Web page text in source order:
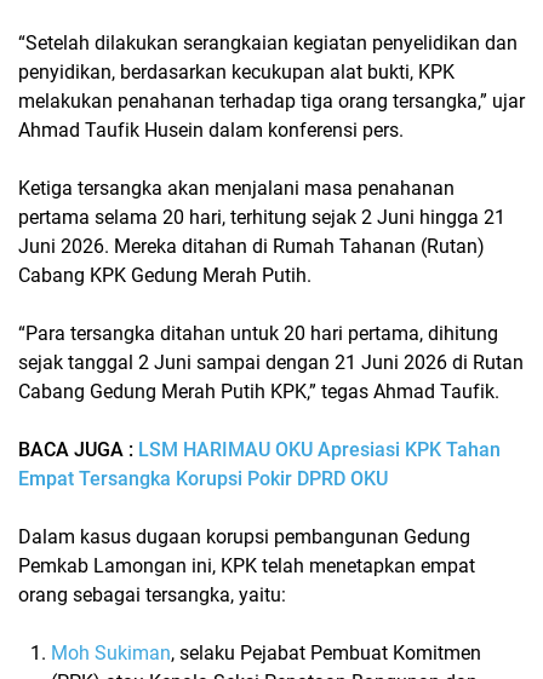
“Setelah dilakukan serangkaian kegiatan penyelidikan dan
penyidikan, berdasarkan kecukupan alat bukti, KPK
melakukan penahanan terhadap tiga orang tersangka,” ujar
Ahmad Taufik Husein dalam konferensi pers.
Ketiga tersangka akan menjalani masa penahanan
pertama selama 20 hari, terhitung sejak 2 Juni hingga 21
Juni 2026. Mereka ditahan di Rumah Tahanan (Rutan)
Cabang KPK Gedung Merah Putih.
“Para tersangka ditahan untuk 20 hari pertama, dihitung
sejak tanggal 2 Juni sampai dengan 21 Juni 2026 di Rutan
Cabang Gedung Merah Putih KPK,” tegas Ahmad Taufik.
BACA JUGA : LSM HARIMAU OKU Apresiasi KPK Tahan
Empat Tersangka Korupsi Pokir DPRD OKU
Dalam kasus dugaan korupsi pembangunan Gedung
Pemkab Lamongan ini, KPK telah menetapkan empat
orang sebagai tersangka, yaitu:
Moh Sukiman, selaku Pejabat Pembuat Komitmen